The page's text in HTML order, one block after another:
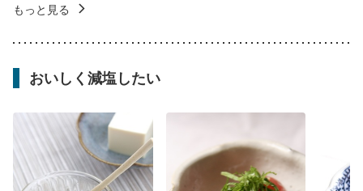
もっと見る
おいしく減塩したい